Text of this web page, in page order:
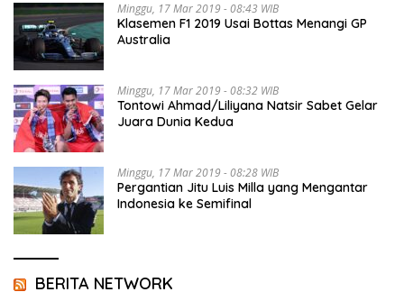
Minggu, 17 Mar 2019 - 08:43 WIB
Klasemen F1 2019 Usai Bottas Menangi GP
Australia
Minggu, 17 Mar 2019 - 08:32 WIB
Tontowi Ahmad/Liliyana Natsir Sabet Gelar
Juara Dunia Kedua
Minggu, 17 Mar 2019 - 08:28 WIB
Pergantian Jitu Luis Milla yang Mengantar
Indonesia ke Semifinal
BERITA NETWORK